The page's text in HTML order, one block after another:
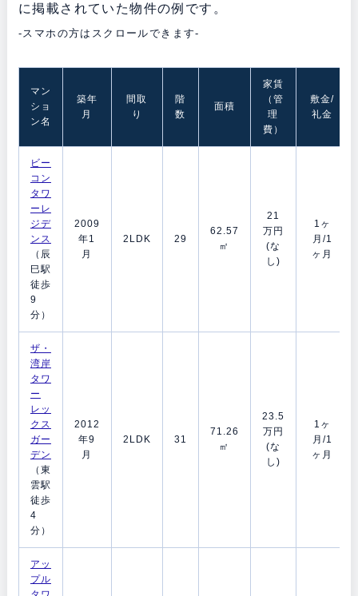
に掲載されていた物件の例です。
-スマホの方はスクロールできます-
マン
ショ
ン名
築年
月
間取
り
階
数
面積
家賃
（管
理
費）
敷金/
礼金
ビー
コン
タワ
ーレ
ジデ
ンス
（辰
巳駅
徒歩
9
分）
2009
年1
月
2LDK 29
62.57
㎡
21
万円
(な
し)
1ヶ
月/1
ヶ月
ザ・
湾岸
タワ
ー
レッ
クス
ガー
デン
（東
雲駅
徒歩
4
分）
2012
年9
月
2LDK 31
71.26
㎡
23.5
万円
(な
し)
1ヶ
月/1
ヶ月
アッ
プル